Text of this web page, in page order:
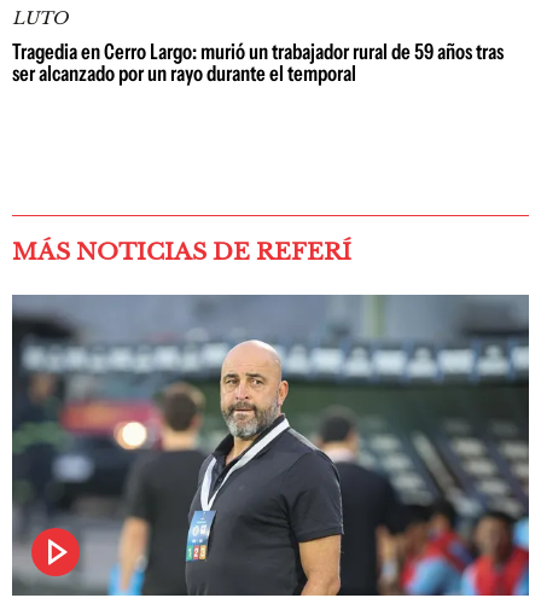
LUTO
Tragedia en Cerro Largo: murió un trabajador rural de 59 años tras
ser alcanzado por un rayo durante el temporal
MÁS NOTICIAS DE REFERÍ